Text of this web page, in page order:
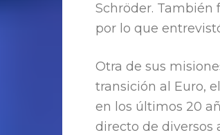
Schröder. También
por lo que
Otra de sus
transición al Euro,
en los últimos 20
directo de diversos